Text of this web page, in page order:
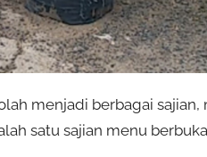
menjadi berbagai sajian,
satu sajian menu